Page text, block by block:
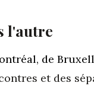
l'autre
de
et des